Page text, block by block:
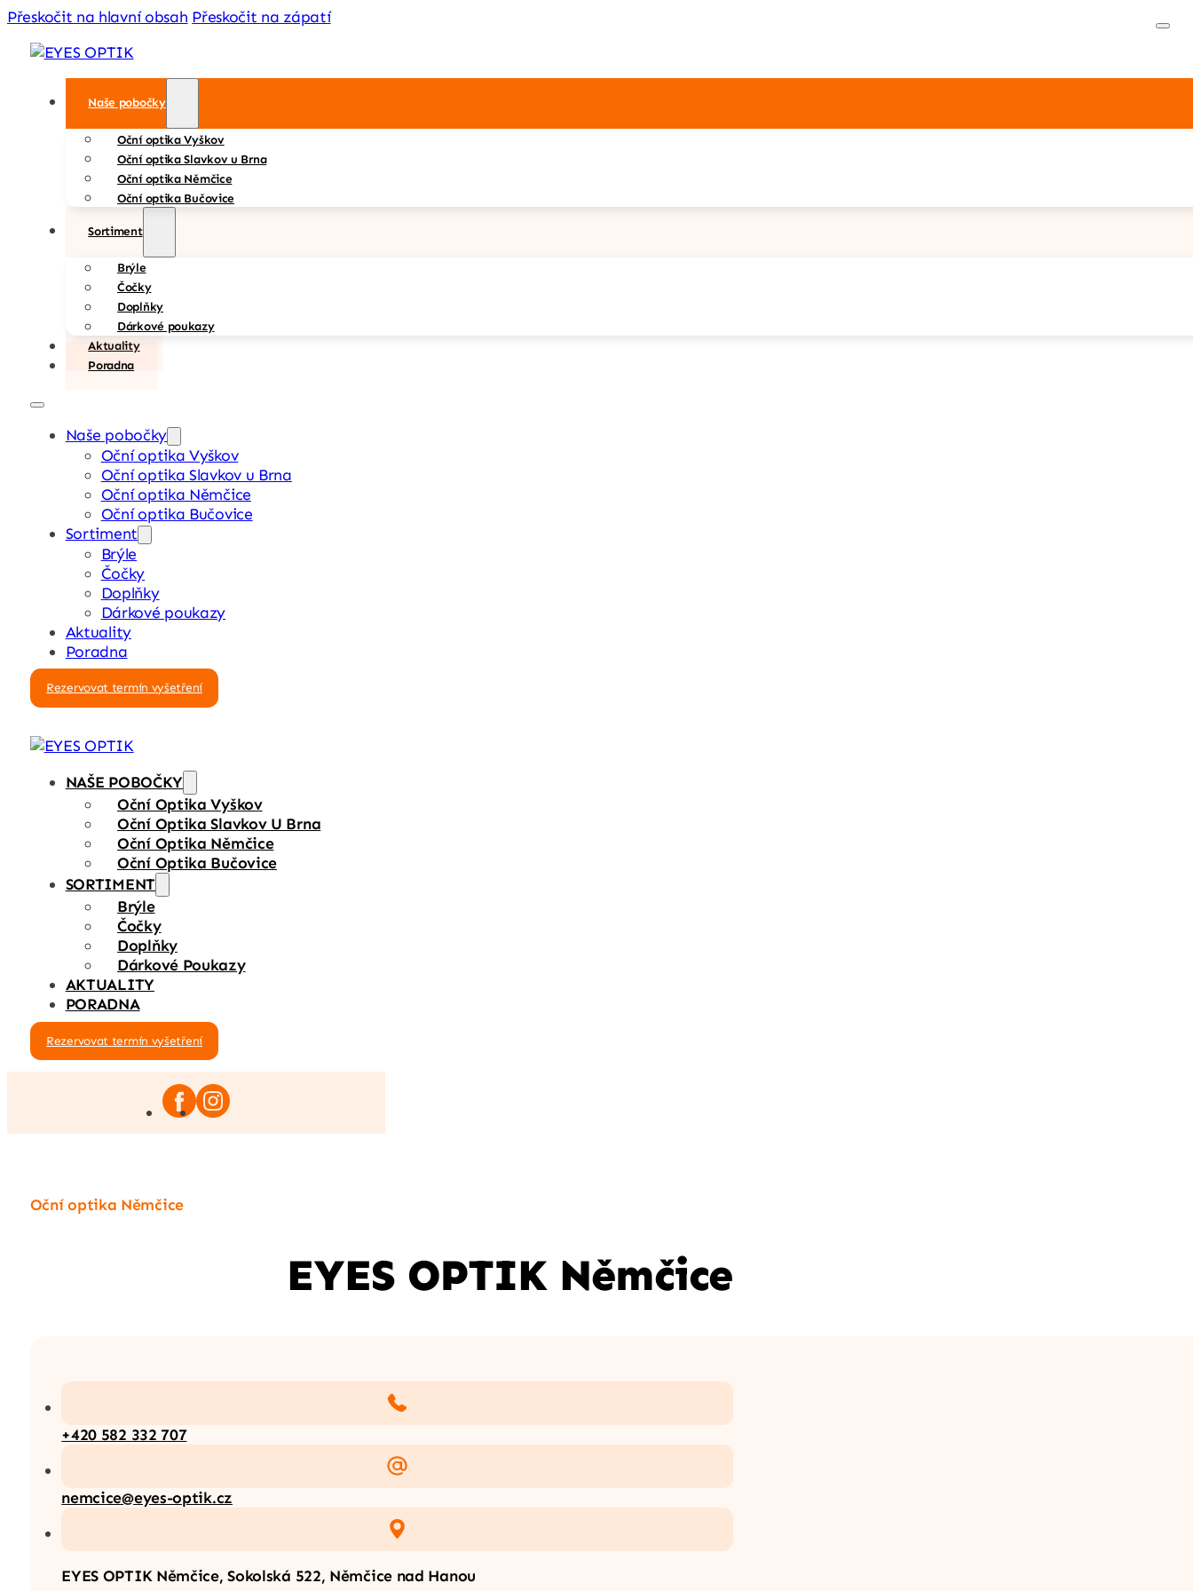
Přeskočit na hlavní obsah Přeskočit na zápatí
Naše pobočky
Oční optika Vyškov
Oční optika Slavkov u Brna
Oční optika Němčice
Oční optika Bučovice
Sortiment
Brýle
Čočky
Doplňky
Dárkové poukazy
Aktuality
Poradna
Naše pobočky
Oční optika Vyškov
Oční optika Slavkov u Brna
Oční optika Němčice
Oční optika Bučovice
Sortiment
Brýle
Čočky
Doplňky
Dárkové poukazy
Aktuality
Poradna
Rezervovat termín vyšetření
NAŠE POBOČKY
Oční Optika Vyškov
Oční Optika Slavkov U Brna
Oční Optika Němčice
Oční Optika Bučovice
SORTIMENT
Brýle
Čočky
Doplňky
Dárkové Poukazy
AKTUALITY
PORADNA
Rezervovat termín vyšetření
Oční optika Němčice
EYES OPTIK Němčice
+420 582 332 707
nemcice@eyes-optik.cz
EYES OPTIK Němčice, Sokolská 522, Němčice nad Hanou